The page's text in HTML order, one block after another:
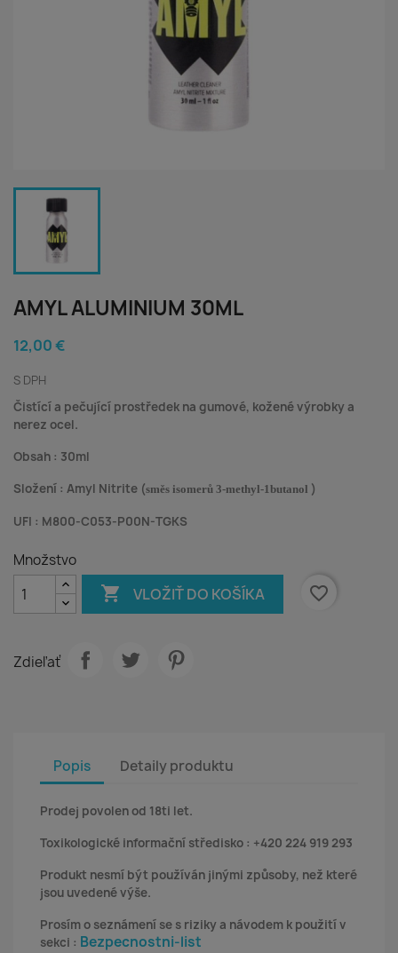
AMYL ALUMINIUM 30ML
12,00 €
S DPH
Čistící a pečující prostředek na gumové, kožené výrobky a
nerez ocel.
Obsah : 30ml
Složení : Amyl Nitrite (směs isomerů 3-methyl-1butanol )
UFI : M800-C053-P00N-TGKS
Množstvo
 VLOŽIŤ DO KOŠÍKA favorite_border
Zdieľať
Popis Detaily produktu
Prodej povolen od 18ti let.
Toxikologické informační středisko : +420 224 919 293
Produkt nesmí být používán jinými způsoby, než které
jsou uvedené výše.
Prosím o seznámení se s riziky a návodem k použití v
sekci : Bezpecnostni-list